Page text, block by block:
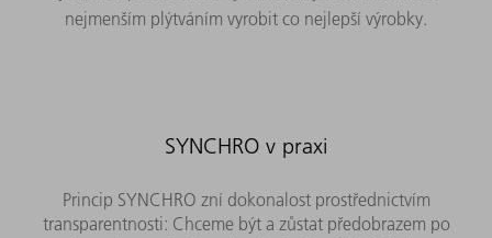
nejmenším plýtváním vyrobit co nejlepší výrobky.
SYNCHRO v praxi
Princip SYNCHRO zní dokonalost prostřednictvím
transparentnosti: Chceme být a zůstat předobrazem po